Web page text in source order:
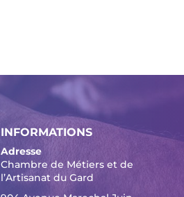
INFORMATIONS
Adresse
Chambre de Métiers et de
l’Artisanat du Gard